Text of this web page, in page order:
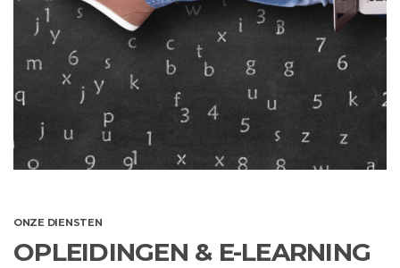
ONZE DIENSTEN
OPLEIDINGEN & E-LEARNING